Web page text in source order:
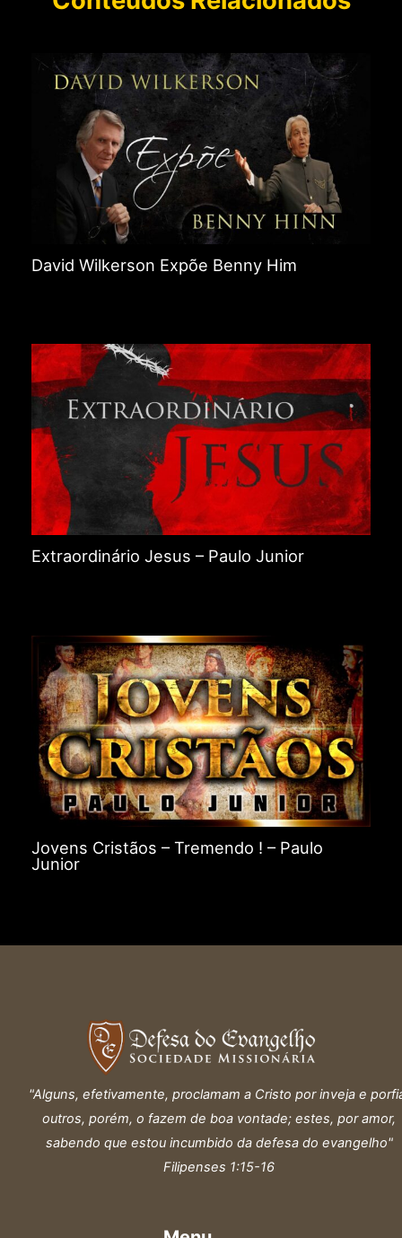
David Wilkerson Expõe Benny Him
Extraordinário Jesus – Paulo Junior
Jovens Cristãos – Tremendo ! – Paulo
Junior
"Alguns, efetivamente, proclamam a Cristo por inveja e
outros, porém, o fazem de boa vontade; estes, por amor,
sabendo que estou incumbido da defesa do evangelho"
Filipenses 1:15-16